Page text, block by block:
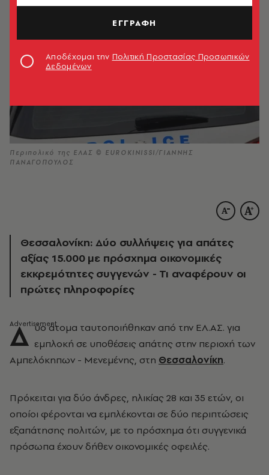
Περιπολικό της ΕΛΑΣ © EUROKINISSI/ΓΙΑΝΝΗΣ
ΠΑΝΑΓΟΠΟΥΛΟΣ
Θεσσαλονίκη: Δύο συλλήψεις για απάτες
αξίας 15.000 με πρόσχημα οικονομικές
εκκρεμότητες συγγενών - Τι αναφέρουν οι
πρώτες πληροφορίες
Δ ύο άτομα ταυτοποιήθηκαν από την ΕΛ.ΑΣ. για
εμπλοκή σε υποθέσεις απάτης στην περιοχή των
Αμπελόκηπων - Μενεμένης, στη Θεσσαλονίκη.
Πρόκειται για δύο άνδρες, ηλικίας 28 και 35 ετών, οι
οποίοι φέρονται να εμπλέκονται σε δύο περιπτώσεις
εξαπάτησης πολιτών, με το πρόσχημα ότι συγγενικά
πρόσωπα έχουν δήθεν οικονομικές οφειλές.
ΕΓΓΡΑΦΗ
Αποδέχομαι την Πολιτική Προστασίας Προσωπικών
Δεδομένων